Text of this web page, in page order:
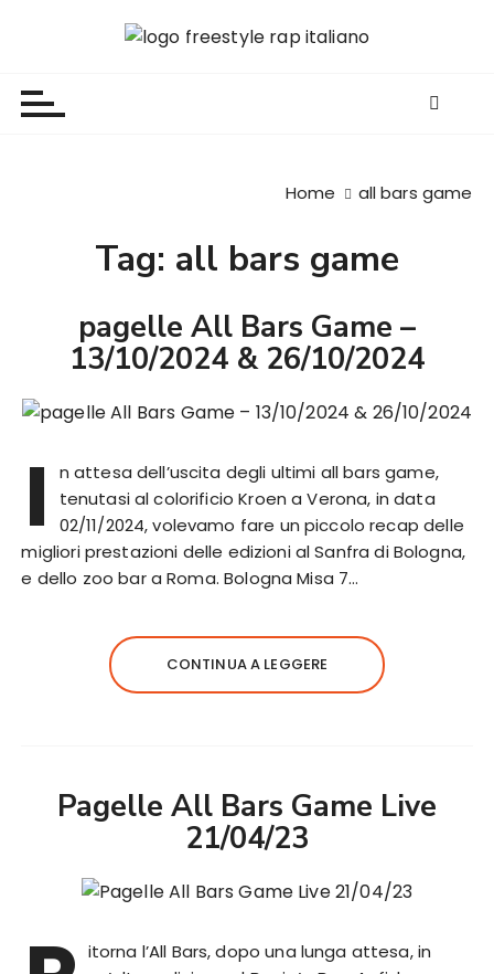
Home all bars game
Tag: all bars game
pagelle All Bars Game –
13/10/2024 & 26/10/2024
I
n attesa dell’uscita degli ultimi all bars game,
tenutasi al colorificio Kroen a Verona, in data
02/11/2024, volevamo fare un piccolo recap delle
migliori prestazioni delle edizioni al Sanfra di Bologna,
e dello zoo bar a Roma. Bologna Misa 7…
CONTINUA A LEGGERE
Pagelle All Bars Game Live
21/04/23
itorna l’All Bars, dopo una lunga attesa, in